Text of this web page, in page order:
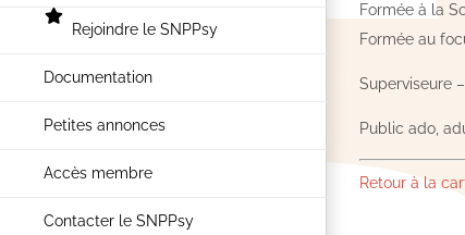
Rejoindre le SNPPsy
Documentation
Petites annonces
Accès membre
Contacter le SNPPsy
Formée à la
Formée au
Superviseure
Public ado,
Retour à la